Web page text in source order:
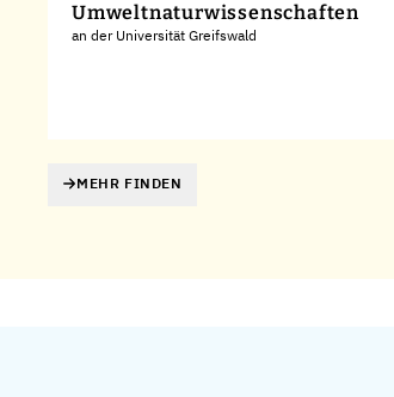
Umweltnaturwissenschaften
an der Universität Greifswald
MEHR FINDEN